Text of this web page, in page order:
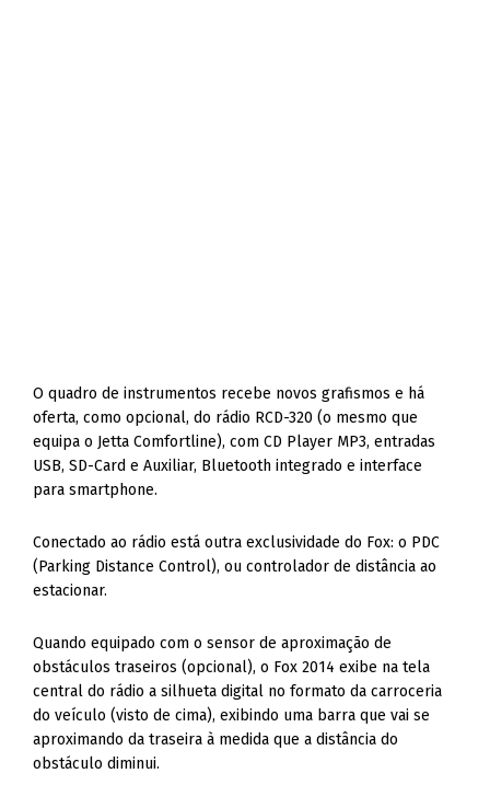
O quadro de instrumentos recebe novos grafismos e há
oferta, como opcional, do rádio RCD-320 (o mesmo que
equipa o Jetta Comfortline), com CD Player MP3, entradas
USB, SD-Card e Auxiliar, Bluetooth integrado e interface
para smartphone.
Conectado ao rádio está outra exclusividade do Fox: o PDC
(Parking Distance Control), ou controlador de distância ao
estacionar.
Quando equipado com o sensor de aproximação de
obstáculos traseiros (opcional), o Fox 2014 exibe na tela
central do rádio a silhueta digital no formato da carroceria
do veículo (visto de cima), exibindo uma barra que vai se
aproximando da traseira à medida que a distância do
obstáculo diminui.